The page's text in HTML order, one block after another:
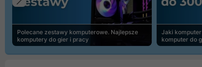
Polecane zestawy komputerowe. Najlepsze
komputery do gier i pracy
Jaki
komputer do
Poprzedni